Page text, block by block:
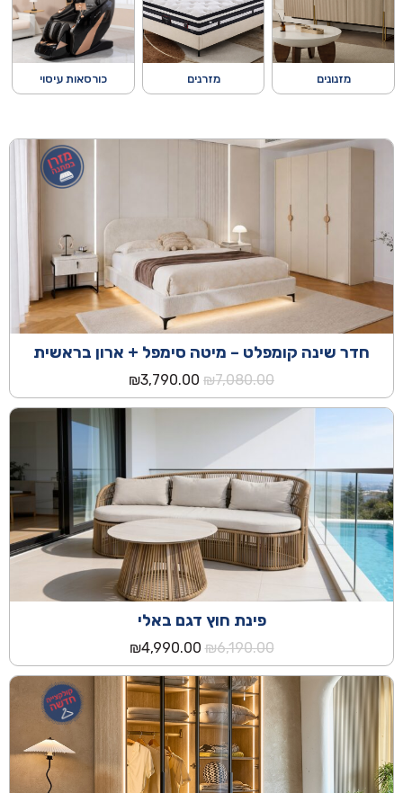
מזנונים מזרנים כורסאות עיסוי
חדר שינה קומפלט – מיטה סימפל + ארון בראשית
₪7,080.00
המחיר
המקורי
היה:
₪3,790.00
הנוכחי
הוא:
₪3,790.00.
פינת חוץ דגם באלי
₪6,190.00
המחיר
המקורי
היה:
₪6,190.00.
₪4,990.00
הנוכחי
הוא:
₪4,990.00.